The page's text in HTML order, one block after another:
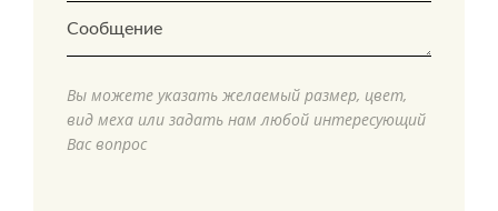
Вы можете указать желаемый размер, цвет,
вид меха или задать нам любой интересующий
Вас вопрос